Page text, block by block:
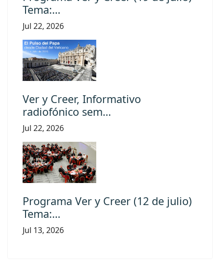
Tema:…
Jul 22, 2026
Ver y Creer, Informativo
radiofónico sem…
Jul 22, 2026
Programa Ver y Creer (12 de julio)
Tema:…
Jul 13, 2026